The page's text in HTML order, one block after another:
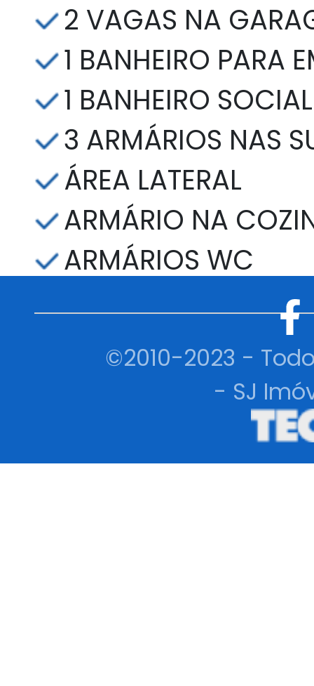
2 VAGAS NA
1 BANHEIRO PARA
1 BANHEIRO SOCIAL
3 ARMÁRIOS NAS
ÁREA LATERAL
ARMÁRIO NA
ARMÁRIOS WC
©2010-2023 -
- SJ